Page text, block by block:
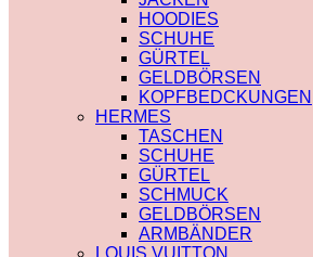
GUCCI
LOUIS VUITTON
SAINT LAURENT
FENDI
GUCCI
LOUIS VUITTON
MIU MIU
PRADA
SAINT LAURENT
HOODIES
SCHUHE
GÜRTEL
GELDBÖRSEN
KOPFBEDCKUNGEN
HERMES
TASCHEN
SCHUHE
GÜRTEL
SCHMUCK
GELDBÖRSEN
ARMBÄNDER
LOUIS VUITTON